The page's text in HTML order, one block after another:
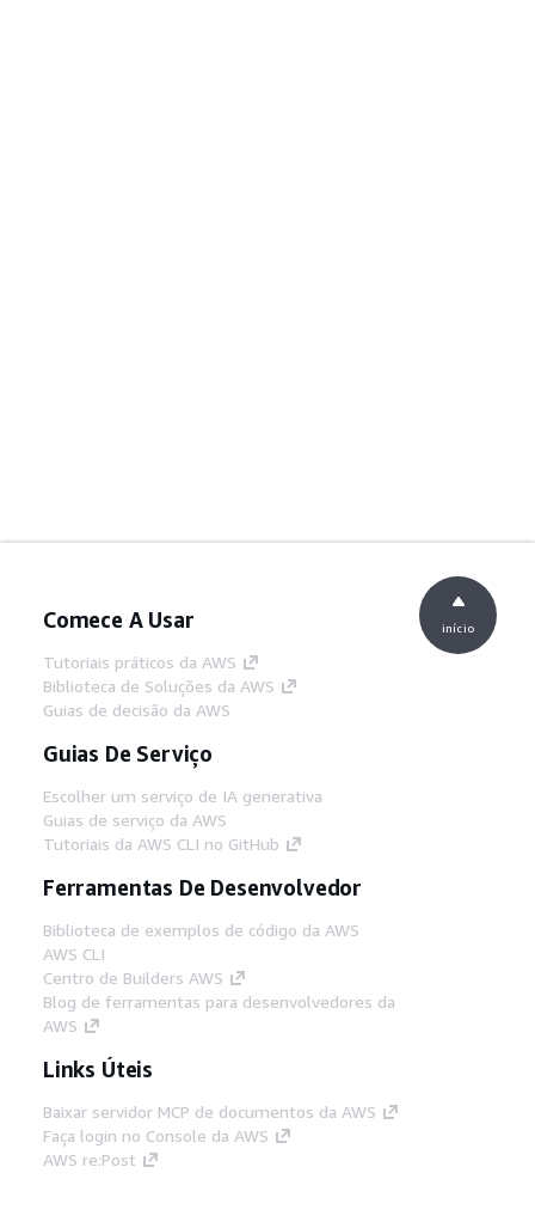
Comece A Usar
Tutoriais práticos da AWS
Biblioteca de Soluções da AWS
Guias de decisão da AWS
Guias De Serviço
Escolher um serviço de IA generativa
Guias de serviço da AWS
Tutoriais da AWS CLI no GitHub
Ferramentas De Desenvolvedor
Biblioteca de exemplos de código da AWS
AWS CLI
Centro de Builders AWS
Blog de ferramentas para desenvolvedores da
AWS
Links Úteis
Baixar servidor MCP de documentos da AWS
Faça login no Console da AWS
AWS re:Post
início